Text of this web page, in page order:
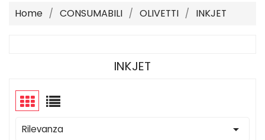
Home CONSUMABILI OLIVETTI INKJET
INKJET
Rilevanza 